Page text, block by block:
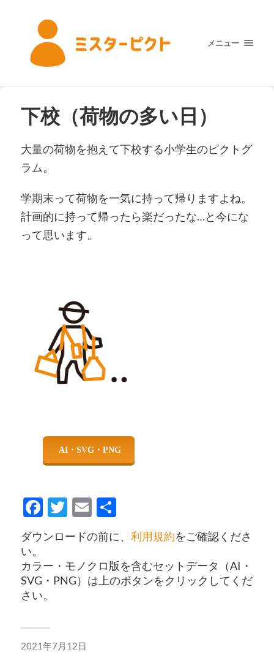
メニュー
下校（荷物の多い日）
大量の荷物を抱えて下校する小学生のピクトグ
ラム。
学期末って荷物を一気に持って帰りますよね。
計画的に持って帰ったら楽だったな…と今にな
って思います。
Facebook
Twitter
Email
共
有
ダウンロードの前に、 利用規約をご確認くださ
い。
カラー・モノクロ版を含むセットデータ（AI・
SVG・PNG）は上のボタンをクリックしてくだ
さい。
2021年7月12日